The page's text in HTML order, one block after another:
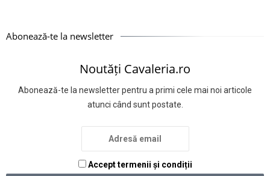
Abonează-te la newsletter
Noutăți Cavaleria.ro
Abonează-te la newsletter pentru a primi cele mai noi articole
atunci când sunt postate.
Accept termenii și condiții